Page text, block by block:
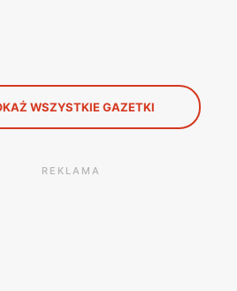
WSZYSTKIE GAZETKI
REKLAMA